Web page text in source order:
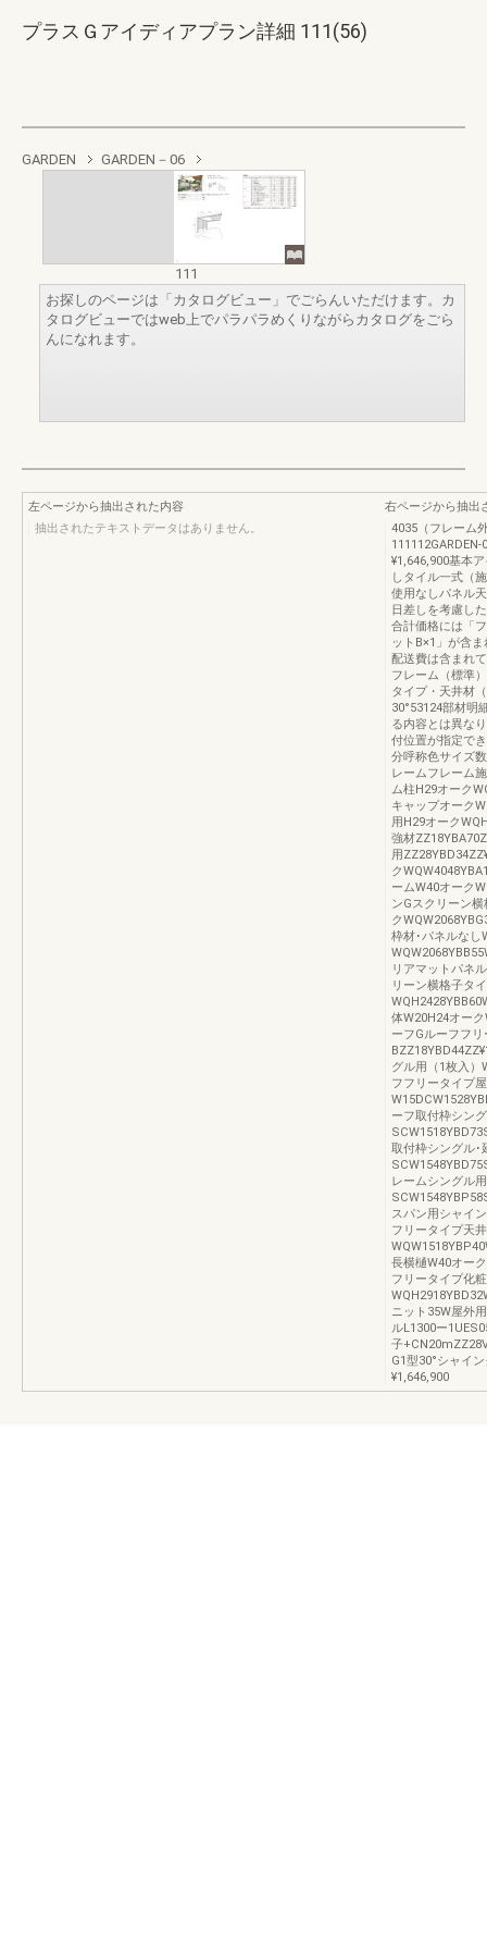
プラスＧアイディアプラン詳細 111(56)
GARDEN GARDEN－06
111
お探しのページは「カタログビュー」でごらんいただけます。カ
タログビューではweb上でパラパラめくりながらカタログをごら
んになれます。
左ページから抽出された内容
抽出されたテキストデータはありません。
右ページから抽出
4035（フレーム
¥1,646,900基本
しタイル一式（
使用なしパネル
日差しを考慮し
合計価格には「
ットB×1」が含
配送費は含まれ
フレーム（標準
タイプ・天井材
30°53124部材明
る内容とは異な
付位置が指定で
分呼称色サイズ
レームフレーム
ム柱H29オーク
キャップオーク
用H29オーク
強材
用
ク
ームW40オーク
ンGスクリーン
ク
枠材･パネルなし
リアマットパネ
リーン横格子タ
体W20H24オーク
ーフGルーフフ
グル用（1枚入）
フフリータイプ
ーフ取付枠シン
取付枠シングル･
レームシングル
スパン用シャイ
フリータイプ天
長横樋W40オー
フリータイプ化
ニット35W屋外
ルL1300ー
子
G1型30°シャイ
¥1,646,900